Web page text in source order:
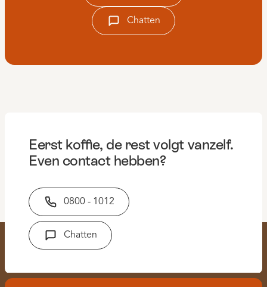
Chatten
Eerst koffie, de rest volgt vanzelf.
Even contact hebben?
0800 - 1012
Chatten